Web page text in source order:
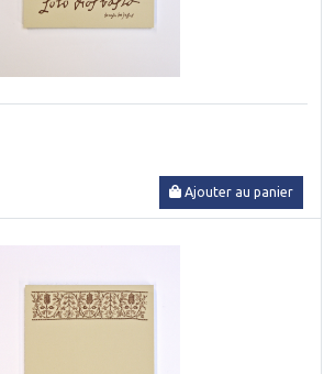
Ajouter au panier